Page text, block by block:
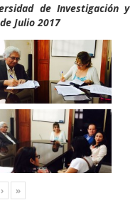
de Investigación y
Julio 2017
› »